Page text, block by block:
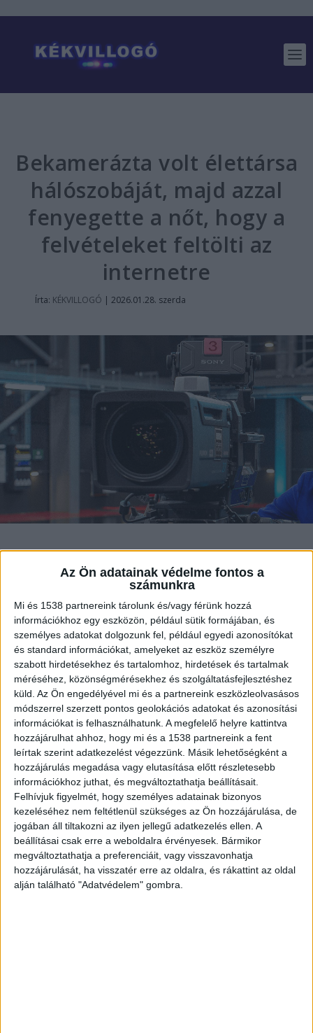
Az Ön adatainak védelme fontos a
számunkra
Mi és 1538 partnereink tárolunk és/vagy férünk hozzá
információkhoz egy eszközön, például sütik formájában, és
személyes adatokat dolgozunk fel, például egyedi azonosítókat
és standard információkat, amelyeket az eszköz személyre
szabott hirdetésekhez és tartalomhoz, hirdetések és tartalmak
méréséhez, közönségmérésekhez és szolgáltatásfejlesztéshez
küld. Az Ön engedélyével mi és a partnereink eszközleolvasásos
módszerrel szerzett pontos geolokációs adatokat és azonosítási
információkat is felhasználhatunk. A megfelelő helyre kattintva
hozzájárulhat ahhoz, hogy mi és a 1538 partnereink a fent
leírtak szerint adatkezelést végezzünk. Másik lehetőségként a
hozzájárulás megadása vagy elutasítása előtt részletesebb
információkhoz juthat, és megváltoztathatja beállításait.
Felhívjuk figyelmét, hogy személyes adatainak bizonyos
kezeléséhez nem feltétlenül szükséges az Ön hozzájárulása, de
jogában áll tiltakozni az ilyen jellegű adatkezelés ellen. A
beállításai csak erre a weboldalra érvényesek. Bármikor
megváltoztathatja a preferenciáit, vagy visszavonhatja
hozzájárulását, ha visszatér erre az oldalra, és rákattint az oldal
alján található "Adatvédelem" gombra.
Bekamerázta volt élettársa
hálószobáját, majd azzal
fenyegette a nőt, hogy a
felvételeket feltölti az
internetre
Írta: KÉKVILLOGÓ | 2026.01.28. szerda
Ügyészség polgári ügyben elkövetett
kényszerítés hatósági eljárásban
bűntettének kísérlete miatt azzal a
férfival szemben, aki fenyegette volt
élettárást, hogy a nő vonja vissza a közös
gyermekük elhelyezése és a tartásdíj
fizetése iránti keresetét.
Tartásdíjat kért az anya
Egy tiszakécskei férfi és a nő közel 8 évig életek
élettársi kapcsolatban, ez idő alatt közös
gyermekük is született. Kapcsolatuk később
viszont megromlott, emiatt a nő, jogi képviselője
útján, 2024 nyarán keresetet nyújtott be a
vádlottal szemben a közös gyermekük